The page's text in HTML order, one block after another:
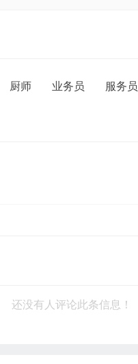
厨师 业务员 服务员
还没有人评论此条信息！